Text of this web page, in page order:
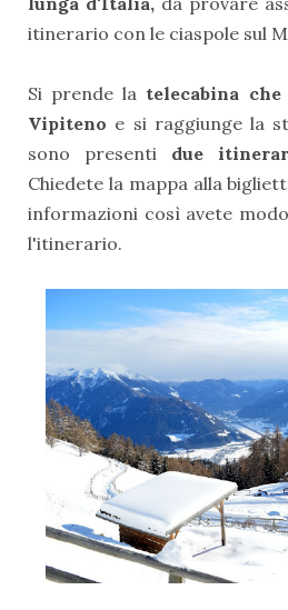
itinerario con le ciaspole sul
Si prende la telecabina
Vipiteno e si raggiunge la
sono presenti due
Chiedete la mappa alla
informazioni così avete
l'itinerario.